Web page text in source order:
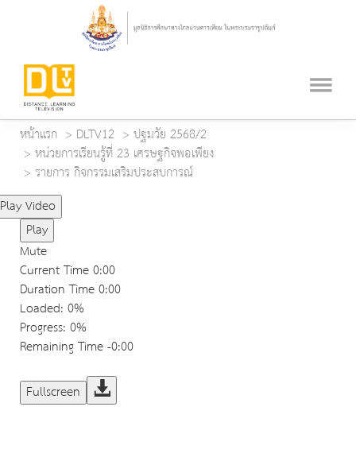
หน้าแรก DLTV12
ปฐมวัย 2568/2
หน่วยการเรียนรู้ที่ 23 เศรษฐกิจพอเพียง
รายการ กิจกรรมเสริมประสบการณ์
Play Video
Play
Mute
Current Time0:00
Duration Time0:00
Loaded: 0%
Progress: 0%
Remaining Time-0:00
Fullscreen